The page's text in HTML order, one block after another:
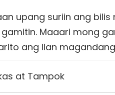
upang suriin ang bilis
Maaari mong
ang ilan
at Tampok